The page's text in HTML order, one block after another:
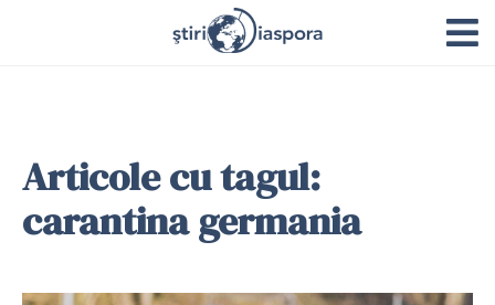
Articole cu tagul:
carantina germania